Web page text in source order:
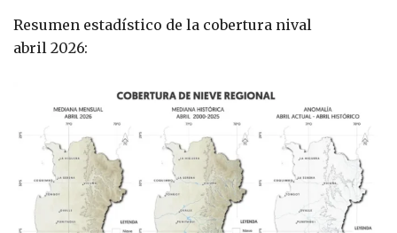
Resumen estadístico de la cobertura nival
abril 2026: